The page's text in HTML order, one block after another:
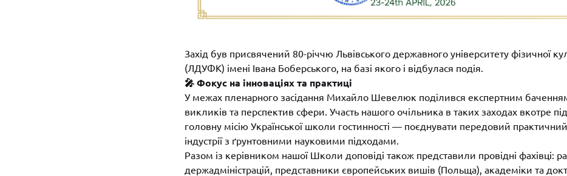
Захід був присвячений 80-річчю Львівського державного університету фізичної
(ЛДУФК) імені Івана Боберського, на базі якого і відбулася подія.
🎤 Фокус на інноваціях та практиці
У межах пленарного засідання Михайло Шевелюк поділився експертним
викликів та перспектив сфери. Участь нашого очільника в таких заходах вкотре
головну місію Української школи гостинності — поєднувати передовий
індустрії з ґрунтовними науковими підходами.
Разом із керівником нашої Школи доповіді також представили провідні фахівці:
держадміністрацій, представники європейських вишів (Польща), академіки та